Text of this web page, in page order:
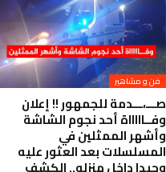
فن و مشاهير
صـــ،ـــدمة للجمهور !! إعلان
وفــاااااة أحد نجوم الشاشة
وأشهر الممثلين في
المسلسلات بعد العثور عليه